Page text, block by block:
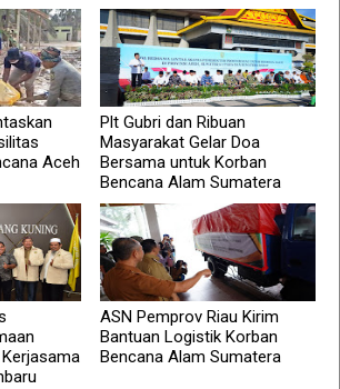
Aceh
Plt Gubri dan Ribuan
Masyarakat Gelar Doa
Bersama untuk Korban
Bencana Alam Sumatera
ASN Pemprov Riau Kirim
Bantuan Logistik Korban
Bencana Alam Sumatera